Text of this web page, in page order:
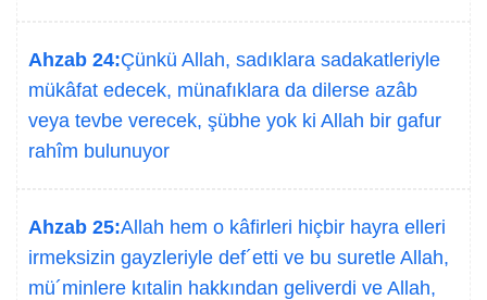
Ahzab 24:Çünkü Allah, sadıklara sadakatleriyle
mükâfat edecek, münafıklara da dilerse azâb
veya tevbe verecek, şübhe yok ki Allah bir gafur
rahîm bulunuyor
Ahzab 25:Allah hem o kâfirleri hiçbir hayra elleri
irmeksizin gayzleriyle def´etti ve bu suretle Allah,
mü´minlere kıtalin hakkından geliverdi ve Allah,